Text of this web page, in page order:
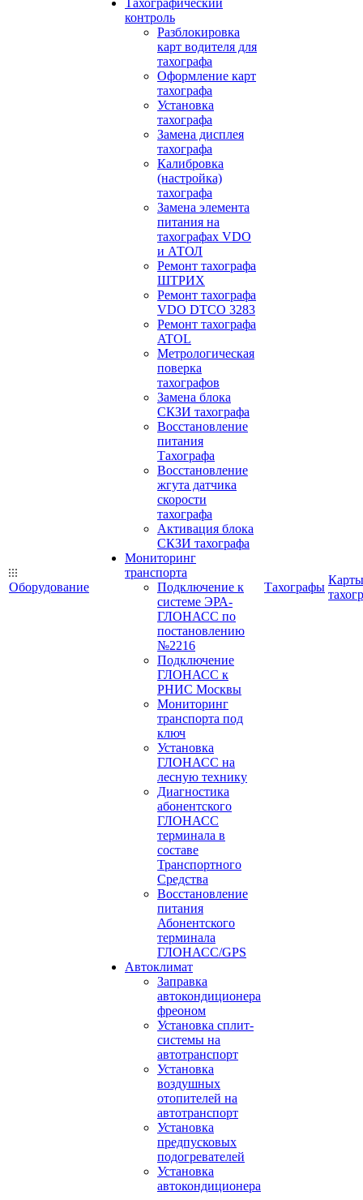
Оборудование
Тахографический
контроль
Разблокировка
карт водителя для
тахографа
Оформление карт
тахографа
Установка
тахографа
Замена дисплея
тахографа
Калибровка
(настройка)
тахографа
Замена элемента
питания на
тахографах VDO
и АТОЛ
Ремонт тахографа
ШТРИХ
Ремонт тахографа
VDO DTCO 3283
Ремонт тахографа
ATOL
Метрологическая
поверка
тахографов
Замена блока
СКЗИ тахографа
Восстановление
питания
Тахографа
Восстановление
жгута датчика
скорости
тахографа
Активация блока
СКЗИ тахографа
Мониторинг
транспорта
Подключение к
системе ЭРА-
ГЛОНАСС по
постановлению
№2216
Подключение
ГЛОНАСС к
РНИС Москвы
Мониторинг
транспорта под
ключ
Установка
ГЛОНАСС на
лесную технику
Диагностика
абонентского
ГЛОНАСС
терминала в
составе
Транспортного
Средства
Восстановление
питания
Абонентского
терминала
ГЛОНАСС/GPS
Автоклимат
Заправка
автокондиционера
фреоном
Установка сплит-
системы на
автотранспорт
Установка
воздушных
отопителей на
автотранспорт
Установка
предпусковых
подогревателей
Установка
автокондиционера
Тахографы
Карты